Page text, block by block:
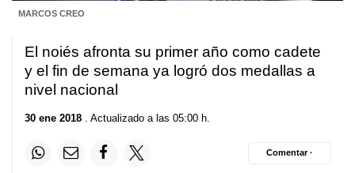
MARCOS CREO
El noiés afronta su primer año como cadete
y el fin de semana ya logró dos medallas a
nivel nacional
30 ene 2018 . Actualizado a las 05:00 h.
Comentar ·